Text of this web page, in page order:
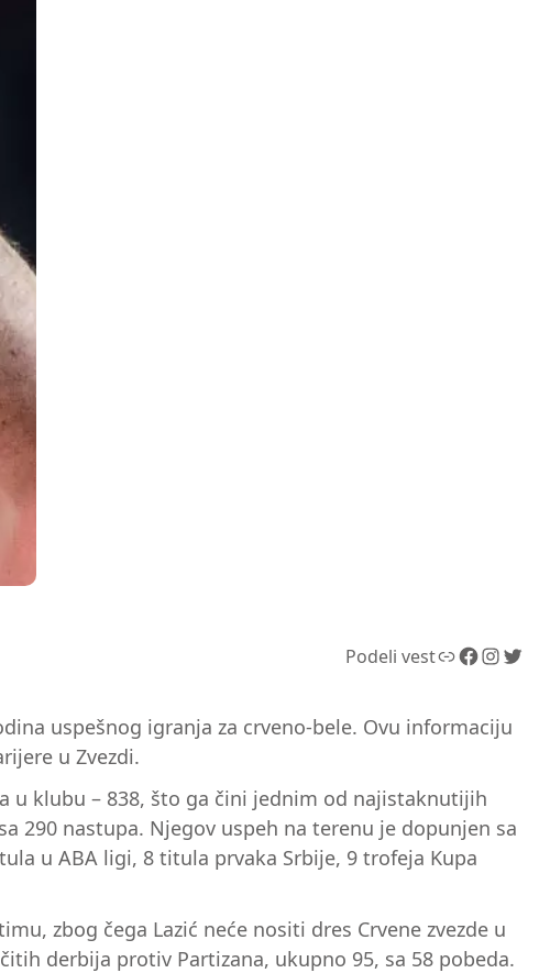
Podeli vestLink Facebook InstagramTwitter
uspešnog igranja za crveno-bele. Ovu informaciju
u Zvezdi.
u klubu – 838, što ga čini jednim od najistaknutijih
290 nastupa. Njegov uspeh na terenu je dopunjen sa
u ABA ligi, 8 titula prvaka Srbije, 9 trofeja Kupa
zbog čega Lazić neće nositi dres Crvene zvezde u
derbija protiv Partizana, ukupno 95, sa 58 pobeda.